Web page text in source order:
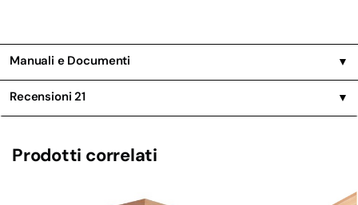
Manuali e Documenti ▼
Recensioni21 ▼
Prodotti correlati